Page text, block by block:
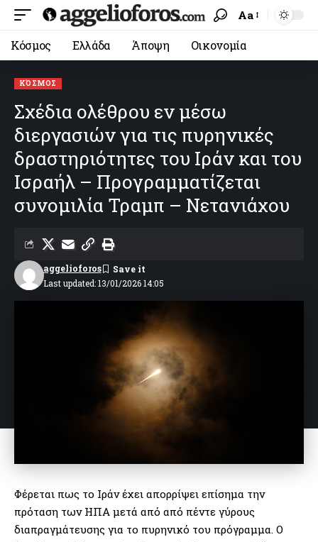
Aa
Κόσμος Ελλάδα Άποψη Οικονομία
ΚΌΣΜΟΣ
Σχέδια ολέθρου εν μέσω
διεργασιών για τις πυρηνικές
δραστηριότητες του Ιράν και του
Ισραήλ – Προγραμματίζεται
συνομιλία Τραμπ – Νετανιάχου
Last updated: 13/01/2026 14:05
aggelioforos
Φέρεται πως το Ιράν έχει απορρίψει επίσημα την
πρόταση των ΗΠΑ μετά από από πέντε γύρους
διαπραγμάτευσης για το πυρηνικό του πρόγραμμα. Ο